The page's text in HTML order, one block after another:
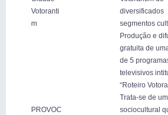
Votoranti
m
diversificados
segmentos
PROVOC
Produção e
gratuita de
de 5
televisivos
“Roteiro
Trata-se de
sociocultural